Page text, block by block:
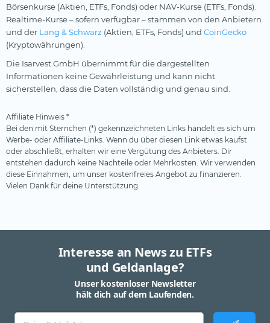
Börsenkurse (Aktien, ETFs, Fonds) oder NAV-Kurse (ETFs, Fonds).
Realtime-Kurse – sofern verfügbar – stammen von den Anbietern
und der Lang & Schwarz (Aktien, ETFs, Fonds) und CoinGecko
(Kryptowährungen).
Die Isarvest GmbH übernimmt für die dargestellten
Informationen keine Gewährleistung und kann nicht
sicherstellen, dass die Daten vollständig und genau sind.
Affiliate Hinweis *
Bei den mit Sternchen (*) gekennzeichneten Links handelt es sich um
Werbe- oder Affiliate-Links. Wenn du über diesen Link etwas kaufst
oder abschließt, erhalten wir eine Vergütung des Anbieters. Dir
entstehen dadurch keine Nachteile oder Mehrkosten. Wir verwenden
diese Einnahmen, um unser kostenfreies Angebot zu finanzieren.
Vielen Dank für deine Unterstützung.
Interesse an News zu ETFs
und Geldanlage?
Unser kostenloser Newsletter
hält dich auf dem Laufenden.